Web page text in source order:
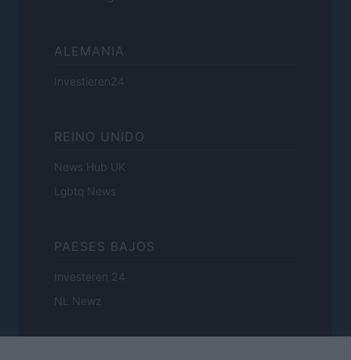
ALEMANIA
Investieren24
REINO UNIDO
News Hub UK
Lgbtq News
PAESES BAJOS
Investeren 24
NL Newz